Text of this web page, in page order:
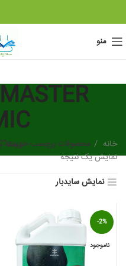
منو
دسته خانه
محصولات برچسب خورده “INFINITO MASTER HUMIC”
نمایش یک نتیجه
نمایش سایدبار
-2%
ناموجود